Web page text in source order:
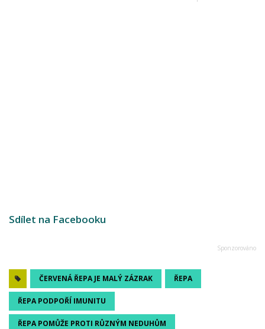
Sdílet na Facebooku
ČERVENÁ ŘEPA JE MALÝ ZÁZRAK ŘEPA
ŘEPA PODPOŘÍ IMUNITU
ŘEPA POMŮŽE PROTI RŮZNÝM NEDUHŮM